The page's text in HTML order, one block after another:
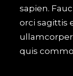
sapien.
orci sagittis
quis